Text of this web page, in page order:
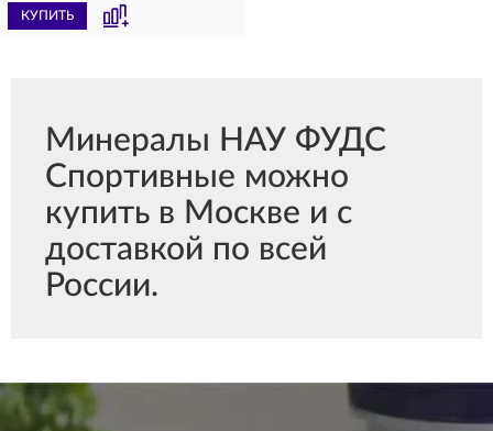
КУПИТЬ
Минералы НАУ ФУДС
Спортивные можно
купить в Москве и с
доставкой по всей
России.